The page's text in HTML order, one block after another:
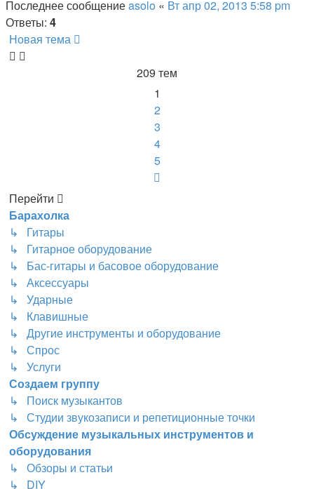
Последнее сообщениеasolo « Вт апр 02, 2013 5:58 pm
Ответы: 4
Новая тема
209 тем
1
2
3
4
5
Перейти
Барахолка
↳ Гитары
↳ Гитарное оборудование
↳ Бас-гитары и басовое оборудование
↳ Аксессуары
↳ Ударные
↳ Клавишные
↳ Другие инструменты и оборудование
↳ Спрос
↳ Услуги
Создаем группу
↳ Поиск музыкантов
↳ Студии звукозаписи и репетиционные точки
Обсуждение музыкальных инструментов и
оборудования
↳ Обзоры и статьи
↳ DIY